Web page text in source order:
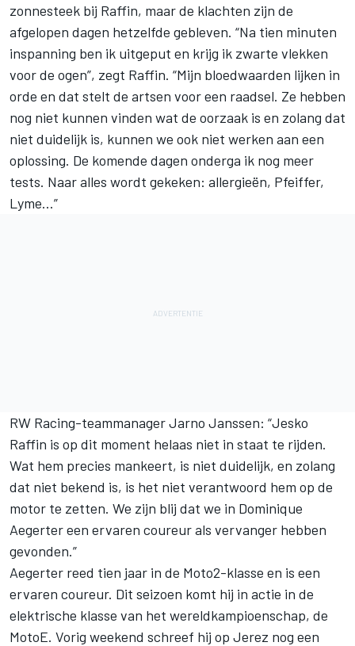
zonnesteek bij Raffin, maar de klachten zijn de
afgelopen dagen hetzelfde gebleven. “Na tien minuten
inspanning ben ik uitgeput en krijg ik zwarte vlekken
voor de ogen”, zegt Raffin. “Mijn bloedwaarden lijken in
orde en dat stelt de artsen voor een raadsel. Ze hebben
nog niet kunnen vinden wat de oorzaak is en zolang dat
niet duidelijk is, kunnen we ook niet werken aan een
oplossing. De komende dagen onderga ik nog meer
tests. Naar alles wordt gekeken: allergieën, Pfeiffer,
Lyme…”
RW Racing-teammanager Jarno Janssen: “Jesko
Raffin is op dit moment helaas niet in staat te rijden.
Wat hem precies mankeert, is niet duidelijk, en zolang
dat niet bekend is, is het niet verantwoord hem op de
motor te zetten. We zijn blij dat we in Dominique
Aegerter een ervaren coureur als vervanger hebben
gevonden.”
Aegerter reed tien jaar in de Moto2-klasse en is een
ervaren coureur. Dit seizoen komt hij in actie in de
elektrische klasse van het wereldkampioenschap, de
MotoE. Vorig weekend schreef hij op Jerez nog een